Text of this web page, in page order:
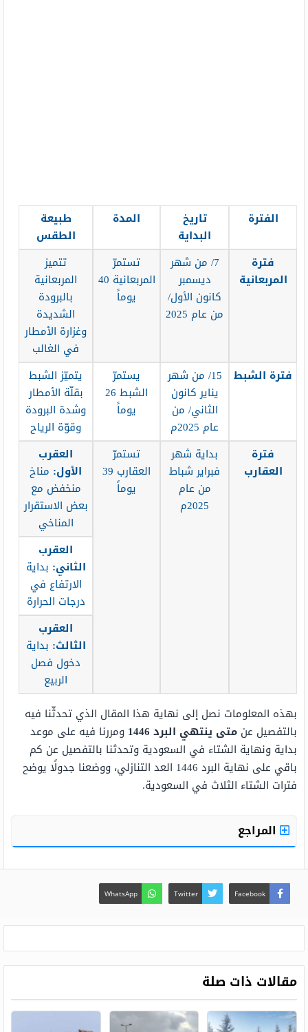
الفترة
تاريخ
البداية
المدة
طبيعة
الطقس
فترة
المربعانية
7/ من شهر
ديسمبر
كانون الأول/
من عام 2025
تستمرّ
المربعانية 40
يوماً
تتميز
المربعانية
بالبرودة
الشديدة
وغزارة الأمطار
في الغالب
فترة الشبط
15/ من شهر
يناير كانون
الثاني/ من
عام 2025م
يستمرّ
الشبط 26
يوماً
يتميّز الشبط
بقلّة الأمطار
وشدة البرودة
وقوّة الرياح
فترة
العقارب
بداية شهر
فبراير شباط
من عام
2025م
تستمرّ
العقارب 39
يوماً
العقرب
الأول: مناخ
منخفض مع
بعض الاستقرار
المناخي
العقرب
الثاني: بداية
الارتفاع في
درجات الحرارة
العقرب
الثالث: بداية
دخول فصل
الربيع
بهذه المعلومات نصل إلى نهاية هذا المقال الذي تحدثّنا فيه
بالتفصيل عن متى ينتهي البرد 1446
ومررنا فيه على موعد
بداية ونهاية الشتاء في السعودية وتحدثنا بالتفصيل عن كم
باقي على نهاية البرد 1446 العد التنازلي، ووضعنا جدولًا يوضح
فترات الشتاء الثلاث في السعودية.
المراجع
Facebook
Twitter
WhatsApp
مقالات ذات صلة